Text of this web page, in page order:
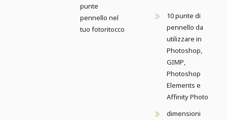
punte
pennello nel
tuo fotoritocco
10 punte di
pennello da
utilizzare in
Photoshop,
GIMP,
Photoshop
Elements e
Affinity Photo
dimensioni